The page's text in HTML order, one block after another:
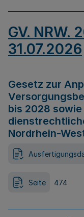
GV. NRW.
31.07.2026
Gesetz zur
bis 2028
Nordrhein-
Seite 474